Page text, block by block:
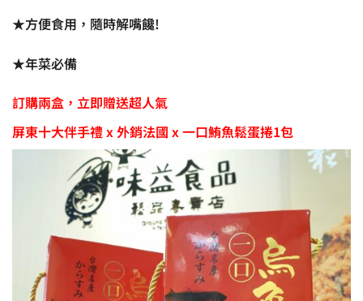
★方便食用，隨時解嘴饞!
★年菜必備
訂購兩盒，立即贈送超人氣
屏東十大伴手禮 x 外銷法國 x 一口鮪魚鬆蛋捲1包